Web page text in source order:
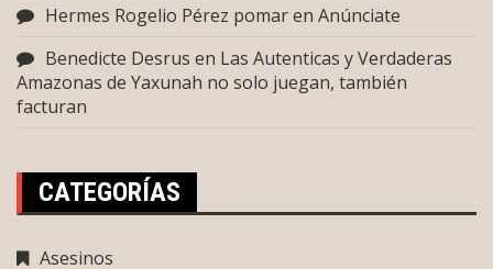
Hermes Rogelio Pérez pomaren Anúnciate
Benedicte Desrus en Las Autenticas y Verdaderas
Amazonas de Yaxunah no solo juegan, también
facturan
CATEGORÍAS
Asesinos